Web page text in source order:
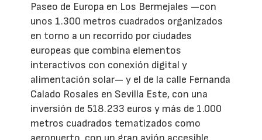
Paseo de Europa en Los Bermejales —con
unos 1.300 metros cuadrados organizados
en torno a un recorrido por ciudades
europeas que combina elementos
interactivos con conexión digital y
alimentación solar— y el de la calle Fernanda
Calado Rosales en Sevilla Este, con una
inversión de 518.233 euros y más de 1.000
metros cuadrados tematizados como